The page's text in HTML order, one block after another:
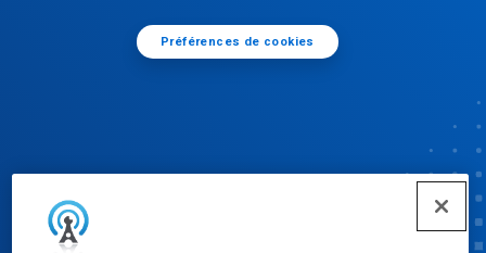
Préférences de cookies